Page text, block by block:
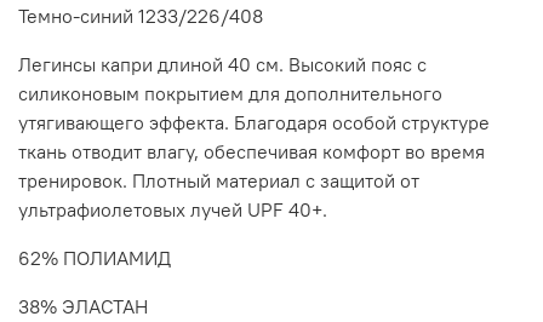
Темно-синий 1233/226/408
Легинсы капри длиной 40 см. Высокий пояс с
силиконовым покрытием для дополнительного
утягивающего эффекта. Благодаря особой структуре
ткань отводит влагу, обеспечивая комфорт во время
тренировок. Плотный материал с защитой от
ультрафиолетовых лучей UPF 40+.
62% ПОЛИАМИД
38% ЭЛАСТАН